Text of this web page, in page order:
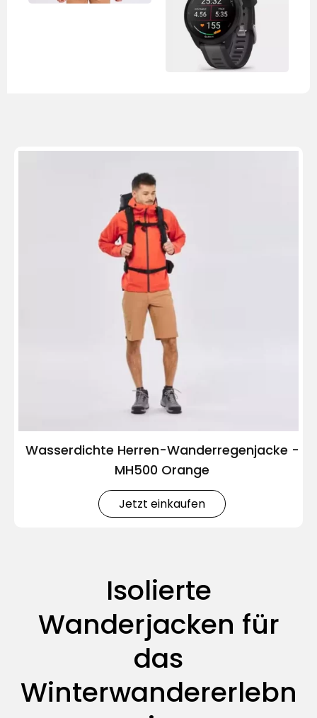
Wasserdichte Herren-Wanderregenjacke -
MH500 Orange
Jetzt einkaufen
Isolierte
Wanderjacken für
das
Winterwandererlebn